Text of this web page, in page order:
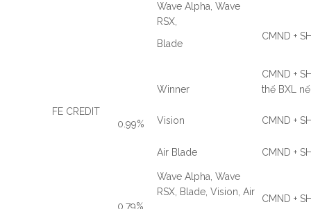
FE CREDIT
0.99%
Wave Alpha, Wave
RSX,
Blade
CMND +
Winner
CMND +
thế BXL
Vision CMND +
Air Blade CMND +
0.79%
Wave Alpha, Wave
RSX, Blade, Vision, Air
CMND +